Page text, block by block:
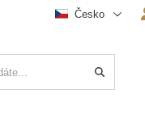
Česko